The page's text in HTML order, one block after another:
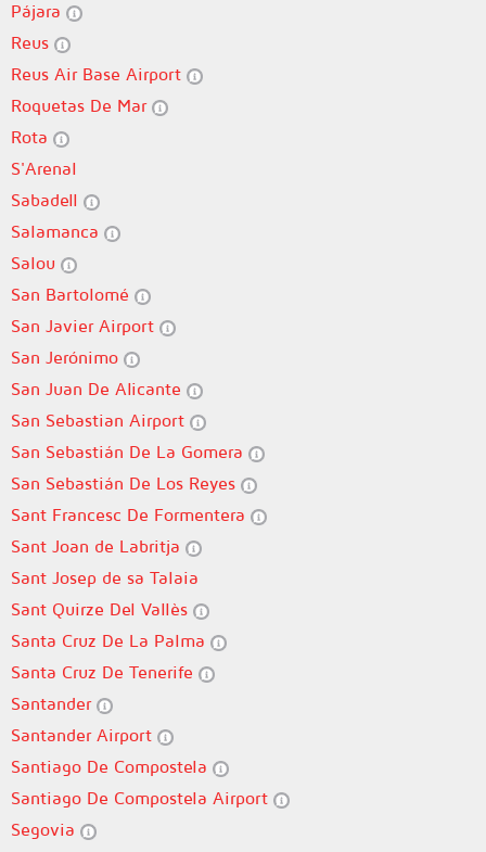
Pájara
Reus
Reus Air Base Airport
Roquetas De Mar
Rota
S'Arenal
Sabadell
Salamanca
Salou
San Bartolomé
San Javier Airport
San Jerónimo
San Juan De Alicante
San Sebastian Airport
San Sebastián De La Gomera
San Sebastián De Los Reyes
Sant Francesc De Formentera
Sant Joan de Labritja
Sant Josep de sa Talaia
Sant Quirze Del Vallès
Santa Cruz De La Palma
Santa Cruz De Tenerife
Santander
Santander Airport
Santiago De Compostela
Santiago De Compostela Airport
Segovia